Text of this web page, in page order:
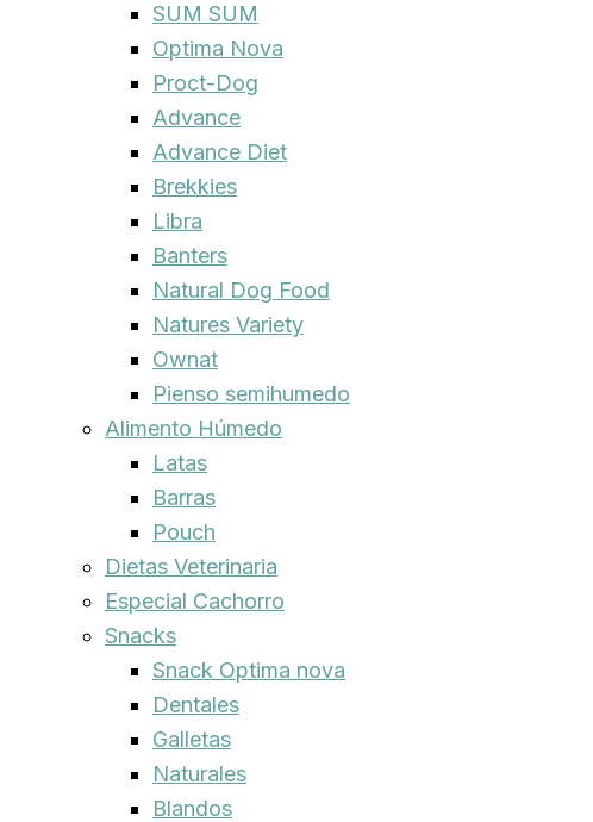
SUM SUM
Optima Nova
Proct-Dog
Advance
Advance Diet
Brekkies
Libra
Banters
Natural Dog Food
Natures Variety
Ownat
Pienso semihumedo
Alimento Húmedo
Latas
Barras
Pouch
Dietas Veterinaria
Especial Cachorro
Snacks
Snack Optima nova
Dentales
Galletas
Naturales
Blandos